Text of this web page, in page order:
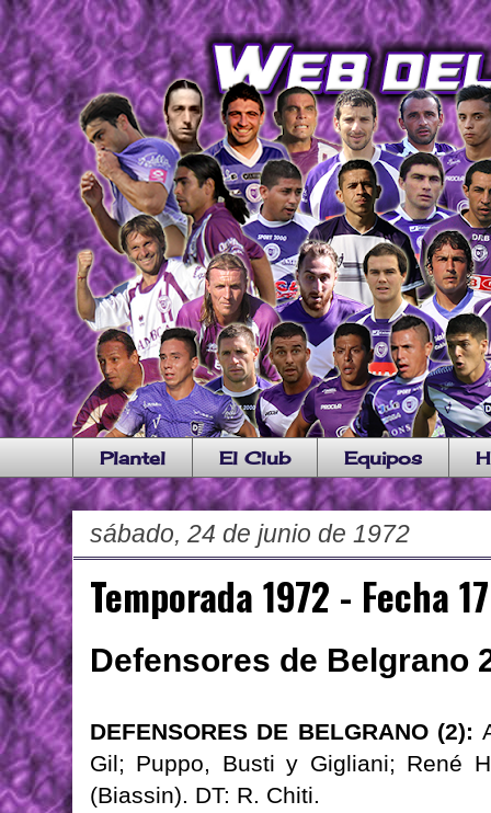
Plantel El Club Equipos
sábado, 24 de junio de 1972
Temporada 1972 - Fecha 17
Defensores de Belgrano
DEFENSORES DE BELGRANO (2):
Gil; Puppo, Busti y Gigliani; René
(Biassin). DT: R. Chiti.